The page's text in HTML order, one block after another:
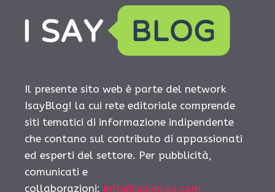
Il presente sito web è parte del network
IsayBlog! la cui rete editoriale comprende
siti tematici di informazione indipendente
che contano sul contributo di appassionati
ed esperti del settore. Per pubblicità,
comunicati e
collaborazioni: info@isayblog.com